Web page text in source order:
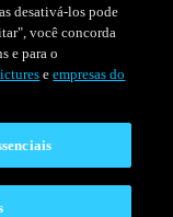
desativá-los pode
você concorda
e para o
eempresas do